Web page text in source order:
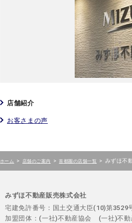
店舗紹介
お客さまの声
ホーム > 店舗のご案内 > 首都圏の店舗一覧 > みずほ不
みずほ不動産販売株式会社
宅建免許番号：国土交通大臣(10)第
加盟団体：(一社)不動産協会 (一社)不